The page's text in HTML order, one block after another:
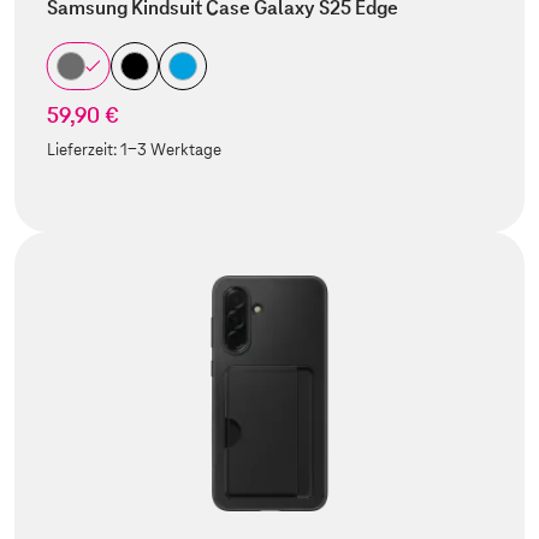
Samsung Kindsuit Case Galaxy S25 Edge
59,90 €
Lieferzeit:1-3 Werktage